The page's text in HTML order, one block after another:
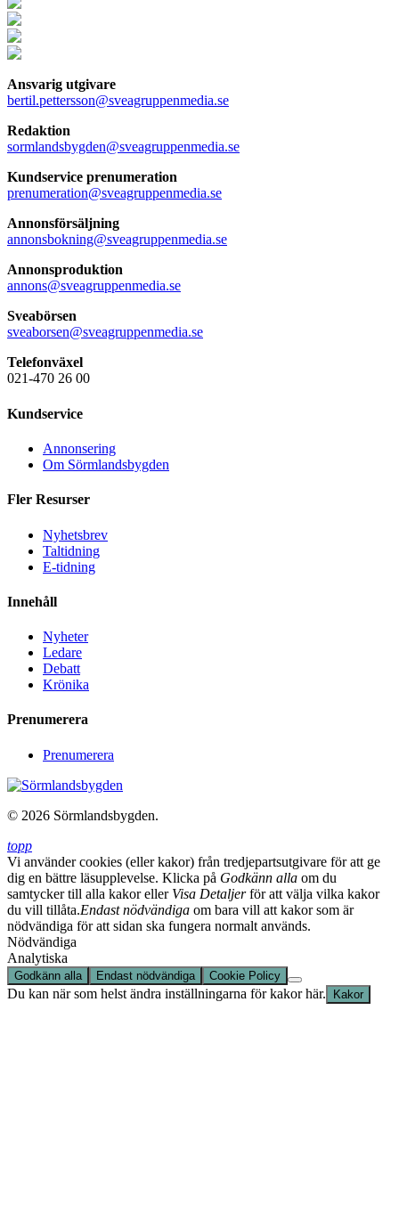
Ansvarig utgivare
bertil.pettersson@sveagruppenmedia.se
Redaktion
sormlandsbygden@sveagruppenmedia.se
Kundservice prenumeration
prenumeration@sveagruppenmedia.se
Annonsförsäljning
annonsbokning@sveagruppenmedia.se
Annonsproduktion
annons@sveagruppenmedia.se
Sveabörsen
sveaborsen@sveagruppenmedia.se
Telefonväxel
021-470 26 00
Kundservice
Annonsering
Om Sörmlandsbygden
Fler Resurser
Nyhetsbrev
Taltidning
E-tidning
Innehåll
Nyheter
Ledare
Debatt
Krönika
Prenumerera
Prenumerera
© 2026 Sörmlandsbygden.
topp
Vi använder cookies (eller kakor) från tredjepartsutgivare för att ge
dig en bättre läsupplevelse. Klicka på Godkänn alla om du
samtycker till alla kakor eller Visa Detaljerför att välja vilka kakor
du vill tillåta.Endast nödvändiga om bara vill att kakor som är
nödvändiga för att sidan ska fungera normalt används.
Nödvändiga
Analytiska
Godkänn alla Endast nödvändiga Cookie Policy
Du kan när som helst ändra inställningarna för kakor här. Kakor